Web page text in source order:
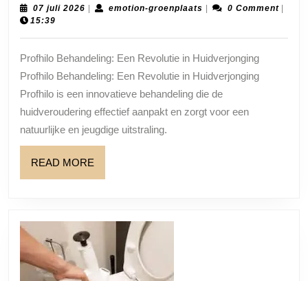
Behandeling
Natuurlijke
Huidverjonging
07 juli 2026 07
emotion-groenplaatsemotion-0 Comment
15:39
Profhilo Behandeling: Een Revolutie in Huidverjonging
Profhilo Behandeling: Een Revolutie in Huidverjonging
Profhilo is een innovatieve behandeling die de
huidveroudering effectief aanpakt en zorgt voor een
natuurlijke en jeugdige uitstraling.
READ MORE
MORE